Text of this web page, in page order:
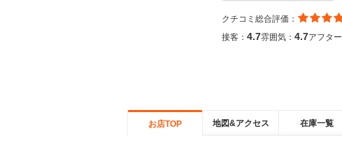
クチコミ総合評価：
接客： 4.7雰囲気： 4.7アフター
お店TOP 地図&アクセス 在庫一覧